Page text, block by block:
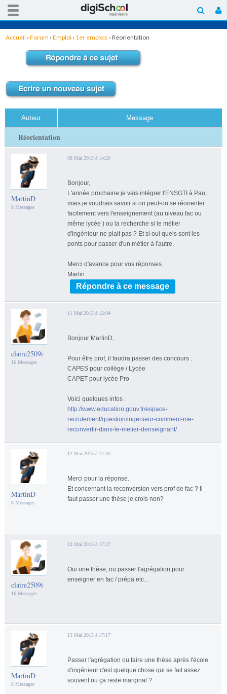
Accueil › Forum › Emploi › 1er emplois › Réorientation
Auteur Message
Réorientation
MartinD
8 Messages
08 Mai 2015 à 14:20
Bonjour,
L'année prochaine je vais intégrer l'ENSGTI à Pau,
mais je voudrais savoir si on peut-on se réorienter
facilement vers l'enseignement (au niveau fac ou
même lycée ) ou la recherche si le métier
d'ingénieur ne plait pas ? Et si oui quels sont les
ponts pour passer d'un métier à l'autre.
Merci d'avance pour vos réponses.
Martin
Répondre à ce message
claire2509i
16 Messages
11 Mai 2015 à 12:04
Bonjour MartinD,
Pour être prof, il faudra passer des concours :
CAPES pour collège / Lycée
CAPET pour lycée Pro
Voici quelques infos :
http://www.education.gouv.fr/espace-
recrutement/question/ingenieur-comment-me-
reconvertir-dans-le-metier-denseignant/
MartinD
8 Messages
12 Mai 2015 à 17:35
Merci pour la réponse.
Et concernant la reconversion vers prof de fac ? Il
faut passer une thèse je crois non?
claire2509i
16 Messages
12 Mai 2015 à 17:37
Oui une thèse, ou passer l'agrégation pour
enseigner en fac / prépa etc...
MartinD
8 Messages
13 Mai 2015 à 17:17
Passer l'agrégation ou faire une thèse après l'école
d'ingénieur c'est quelque chose qui se fait assez
souvent ou ça reste marginal ?